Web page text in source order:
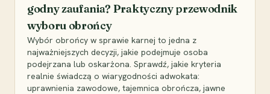
godny zaufania? Praktyczny przewodnik
wyboru obrońcy
Wybór obrońcy w sprawie karnej to jedna z
najważniejszych decyzji, jakie podejmuje osoba
podejrzana lub oskarżona. Sprawdź, jakie kryteria
realnie świadczą o wiarygodności adwokata:
uprawnienia zawodowe, tajemnica obrończa, jawne